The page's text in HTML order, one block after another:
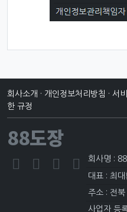
회사소개 · 개인정보처리방침 · 서
한 규정
88도장
회사명 :
대표 : 최대
주소 : 전
사업자 등